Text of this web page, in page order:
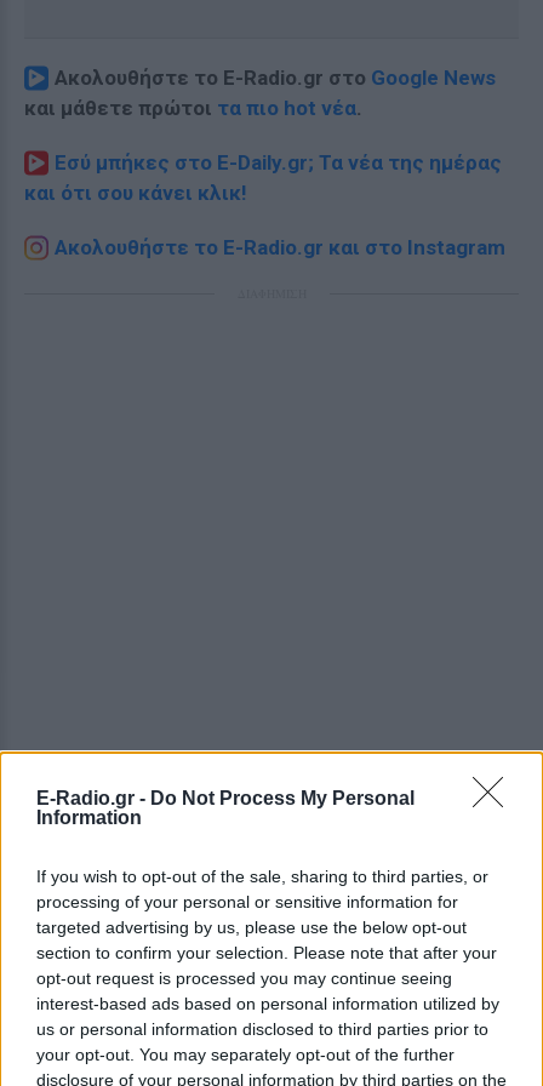
E-Radio.gr - Do Not Process My Personal
Information
If you wish to opt-out of the sale, sharing to third parties, or
processing of your personal or sensitive information for
targeted advertising by us, please use the below opt-out
section to confirm your selection. Please note that after your
opt-out request is processed you may continue seeing
interest-based ads based on personal information utilized by
us or personal information disclosed to third parties prior to
your opt-out. You may separately opt-out of the further
disclosure of your personal information by third parties on the
Ακολουθήστε το E-Radio.gr στο Google News
και μάθετε πρώτοι τα πιο hot νέα.
Εσύ μπήκες στο E-Daily.gr; Τα νέα της ημέρας
και ότι σου κάνει κλικ!
Ακολουθήστε το E-Radio.gr και στο Instagram
ΔΕΙΤΕ ΕΠΙΣΗΣ
ΣΤΗΝ ΙΔΙΑ ΚΑΤΗΓΟΡΙΑ
Αριελ Κωνσταντινίδη: Τώρα
ασχολούνται με το δέρμα μου,
δεν πρόκειται να κρύβομαι
ΣΉΜΕΡΑ